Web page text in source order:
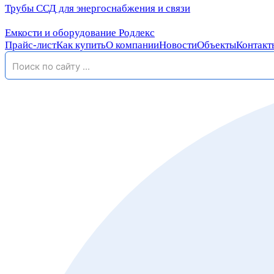
Трубы ССД для энергоснабжения и связи
Емкости и оборудование Родлекс
Прайс-листКак купитьО компанииНовостиОбъекты